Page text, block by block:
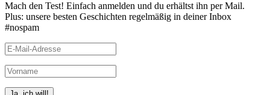
Mach den Test! Einfach anmelden und du erhältst ihn per Mail.
Plus: unsere besten Geschichten regelmäßig in deiner Inbox
#nospam